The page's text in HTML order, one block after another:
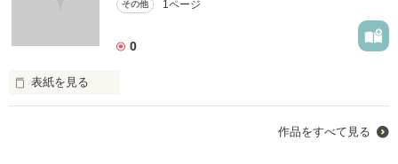
その他 1ページ
0
表紙を見る
作品をすべて見る